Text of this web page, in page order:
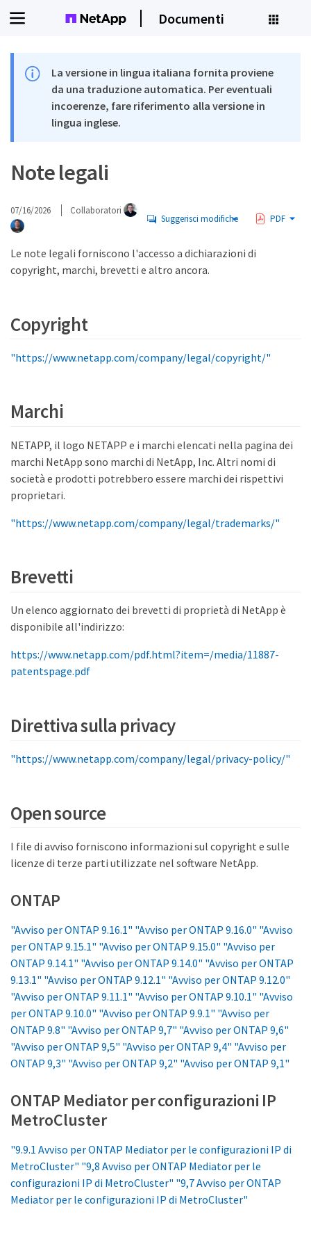
Documenti
La versione in lingua italiana fornita proviene
da una traduzione automatica. Per eventuali
incoerenze, fare riferimento alla versione in
lingua inglese.
Note legali
07/16/2026 Collaboratori
Suggerisci modifiche PDF
Le note legali forniscono l'accesso a dichiarazioni di
copyright, marchi, brevetti e altro ancora.
Copyright
"https://www.netapp.com/company/legal/copyright/"
Marchi
NETAPP, il logo NETAPP e i marchi elencati nella pagina dei
marchi NetApp sono marchi di NetApp, Inc. Altri nomi di
società e prodotti potrebbero essere marchi dei rispettivi
proprietari.
"https://www.netapp.com/company/legal/trademarks/"
Brevetti
Un elenco aggiornato dei brevetti di proprietà di NetApp è
disponibile all'indirizzo:
https://www.netapp.com/pdf.html?item=/media/11887-
patentspage.pdf
Direttiva sulla privacy
"https://www.netapp.com/company/legal/privacy-policy/"
Open source
I file di avviso forniscono informazioni sul copyright e sulle
licenze di terze parti utilizzate nel software NetApp.
ONTAP
"Avviso per ONTAP 9.16.1" "Avviso per ONTAP 9.16.0" "Avviso
per ONTAP 9.15.1" "Avviso per ONTAP 9.15.0" "Avviso per
ONTAP 9.14.1" "Avviso per ONTAP 9.14.0" "Avviso per ONTAP
9.13.1" "Avviso per ONTAP 9.12.1" "Avviso per ONTAP 9.12.0"
"Avviso per ONTAP 9.11.1" "Avviso per ONTAP 9.10.1" "Avviso
per ONTAP 9.10.0" "Avviso per ONTAP 9.9.1" "Avviso per
ONTAP 9.8" "Avviso per ONTAP 9,7" "Avviso per ONTAP 9,6"
"Avviso per ONTAP 9,5" "Avviso per ONTAP 9,4" "Avviso per
ONTAP 9,3" "Avviso per ONTAP 9,2" "Avviso per ONTAP 9,1"
ONTAP Mediator per configurazioni IP
MetroCluster
"9.9.1 Avviso per ONTAP Mediator per le configurazioni IP di
MetroCluster" "9,8 Avviso per ONTAP Mediator per le
configurazioni IP di MetroCluster" "9,7 Avviso per ONTAP
Mediator per le configurazioni IP di MetroCluster"